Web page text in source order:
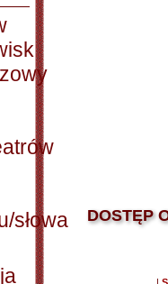
słowa
DOSTĘP